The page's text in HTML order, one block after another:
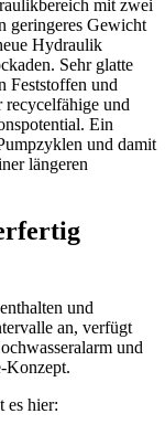
mit zwei
geringeres Gewicht
Hydraulik
Sehr glatte
Feststoffen und
und
Ein
und damit
längeren
und
an, verfügt
und
Konzept.
es hier: